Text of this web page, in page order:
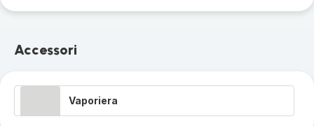
Accessori
Vaporiera